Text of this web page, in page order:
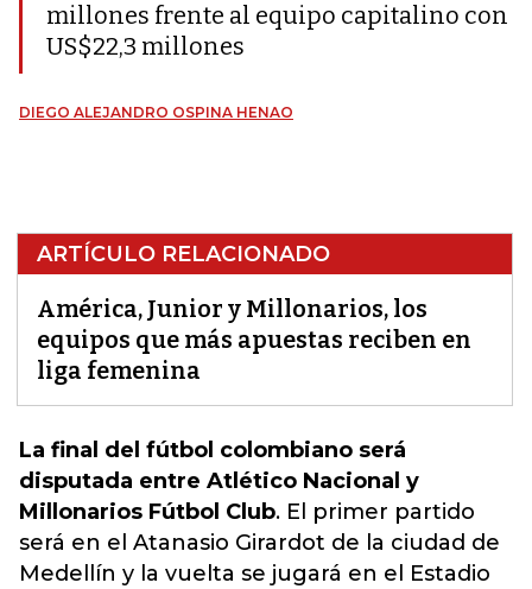
millones frente al equipo capitalino con
US$22,3 millones
DIEGO ALEJANDRO OSPINA HENAO
ARTÍCULO RELACIONADO
América, Junior y Millonarios, los
equipos que más apuestas reciben en
liga femenina
La final del fútbol colombiano será
disputada entre Atlético Nacional y
Millonarios Fútbol Club. El primer partido
será en el Atanasio Girardot de la ciudad de
Medellín y la vuelta se jugará en el Estadio